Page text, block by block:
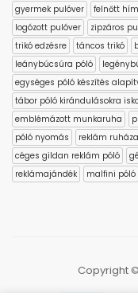
gyermek pulóver
felnőtt
logózott pulóver
zipzáros
trikó edzésre
táncos trikó
leánybúcsúra póló
egységes póló készítés
tábor póló kirándulásokra
emblémázott munkaruha
póló nyomás
reklám
céges gildan reklám póló
reklámajándék
malfini póló
Copyright